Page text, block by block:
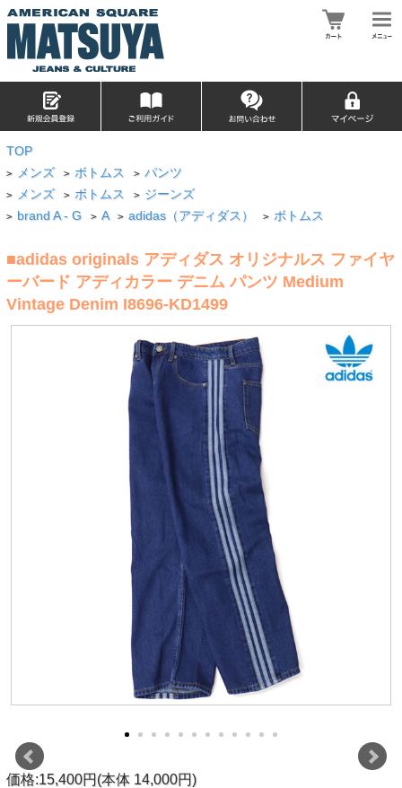
TOP
> メンズ > ボトムス > パンツ
> メンズ > ボトムス > ジーンズ
> brand A - G > A > adidas（アディダス） > ボトムス
■adidas originals アディダス オリジナルス ファイヤ
ーバード アディカラー デニム パンツ Medium
Vintage Denim I8696-KD1499
価格:15,400円(本体 14,000円)